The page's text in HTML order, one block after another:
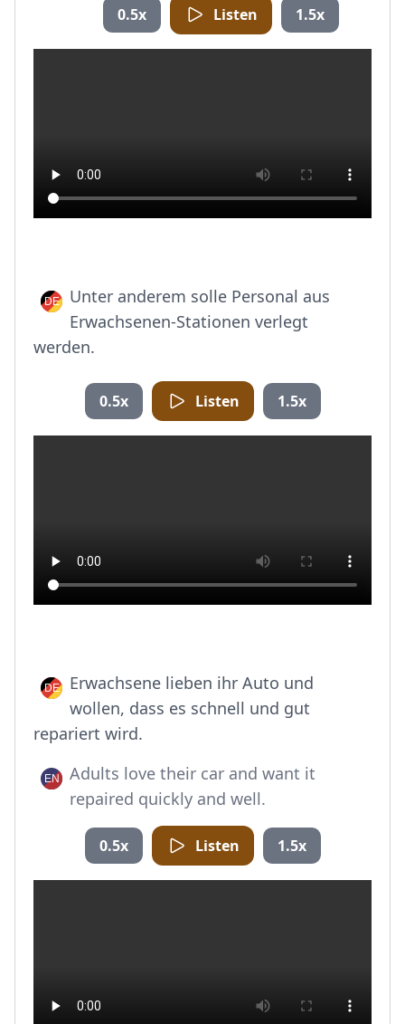
0.5x Listen 1.5x
Unter anderem solle Personal aus
Erwachsenen-Stationen verlegt
werden.
0.5x Listen 1.5x
Erwachsene lieben ihr Auto und
wollen, dass es schnell und gut
repariert wird.
Adults love their car and want it
repaired quickly and well.
0.5x Listen 1.5x